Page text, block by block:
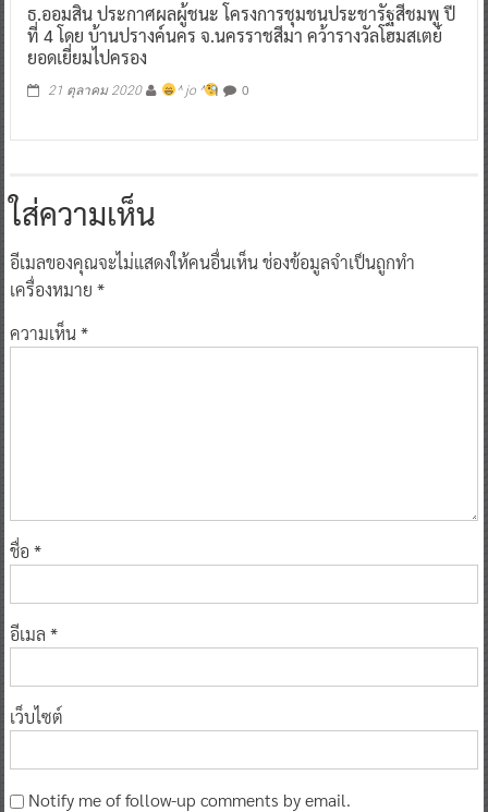
ธ.ออมสิน ประกาศผลผู้ชนะ โครงการชุมชนประชารัฐสีชมพู ปี
ที่ 4 โดย บ้านปรางค์นคร จ.นครราชสีมา คว้ารางวัลโฮมสเตย์
ยอดเยี่ยมไปครอง
21 ตุลาคม 2020 ^ jo ^ 0
ใส่ความเห็น
อีเมลของคุณจะไม่แสดงให้คนอื่นเห็นช่องข้อมูลจำเป็นถูกทำ
เครื่องหมาย *
ความเห็น*
ชื่อ *
อีเมล *
เว็บไซต์
Notify me of follow-up comments by email.